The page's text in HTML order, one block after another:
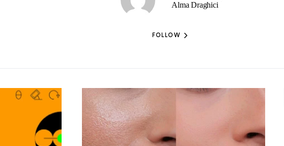
Alma Draghici
FOLLOW